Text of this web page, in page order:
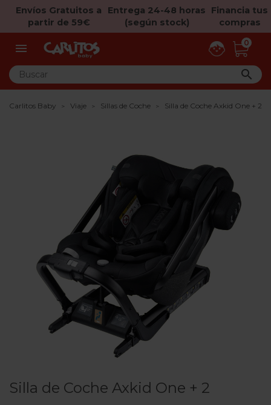
Envíos Gratuitos a
partir de 59€
Entrega 24-48 horas
(según stock)
Financia tus
compras
 0

Carlitos Baby Viaje Sillas de Coche Silla de Coche Axkid One + 2
Silla de Coche Axkid One + 2